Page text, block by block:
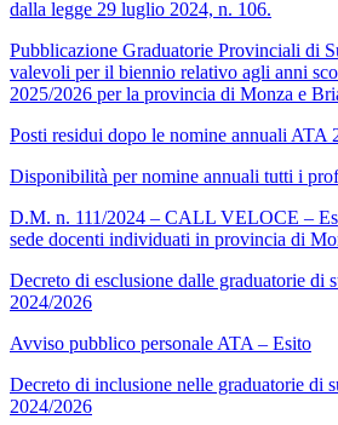
dalla legge 29 luglio 2024, n. 106.
Pubblicazione Graduatorie Provinciali di
valevoli per il biennio relativo agli anni
2025/2026 per la provincia di Monza e
Posti residui dopo le nomine annuali ATA
Disponibilità per nomine annuali tutti i
D.M. n. 111/2024 – CALL VELOCE –
sede docenti individuati in provincia di
Decreto di esclusione dalle graduatorie di
2024/2026
Avviso pubblico personale ATA – Esito
Decreto di inclusione nelle graduatorie di
2024/2026